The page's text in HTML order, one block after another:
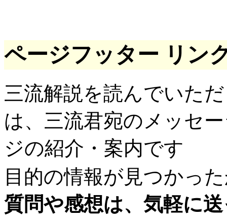
ページフッター リン
三流解説を読んでいた
は、三流君宛のメッセ
ジの紹介・案内です
目的の情報が見つかっ
質問や感想は、気軽に